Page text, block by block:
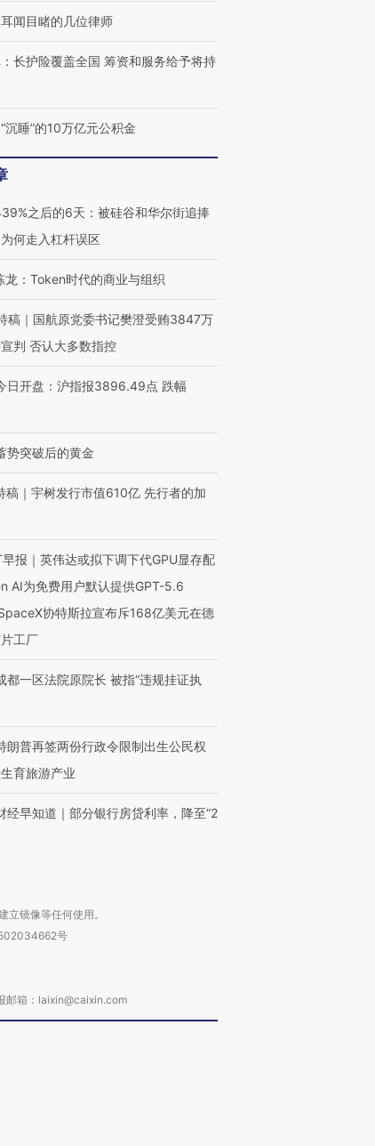
耳闻目睹的几位律师
： 长护险覆盖全国 筹资和服务给予将持
“沉睡”的10万亿元公积金
之后的6天：被硅谷和华尔街追捧
何走入杠杆误区
龙：Token时代的商业与组织
稿｜国航原党委书记樊澄受贿3847万
判 否认大多数指控
日开盘：沪指报3896.49点 跌幅
势突破后的黄金
稿｜宇树发行市值610亿 先行者的加
报｜英伟达或拟下调下代GPU显存配
AI为免费用户默认提供GPT-5.6
协特斯拉宣布斥168亿美元在德
工厂
都一区法院原院长 被指“违规挂证执
朗普再签两份行政令限制出生公民权
育旅游产业
经早知道｜部分银行房贷利率，降至“2
镜像等任何使用。
号
邮箱：laixin@caixin.com